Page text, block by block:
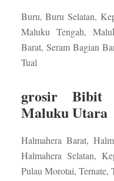
Buru, Buru Selatan,
Maluku Tengah,
Barat, Seram Bagian
Tual
grosir Bibit
Maluku Utara
Halmahera Barat,
Halmahera Selatan,
Pulau Morotai, Ternate,